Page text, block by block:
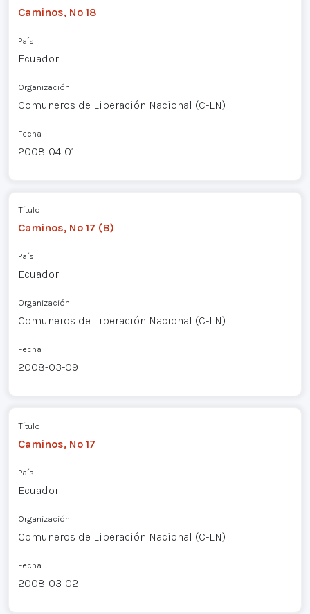
Caminos, Nº 18
País
Ecuador
Organización
Comuneros de Liberación Nacional (C-LN)
Fecha
2008-04-01
Título
Caminos, Nº 17 (B)
País
Ecuador
Organización
Comuneros de Liberación Nacional (C-LN)
Fecha
2008-03-09
Título
Caminos, Nº 17
País
Ecuador
Organización
Comuneros de Liberación Nacional (C-LN)
Fecha
2008-03-02